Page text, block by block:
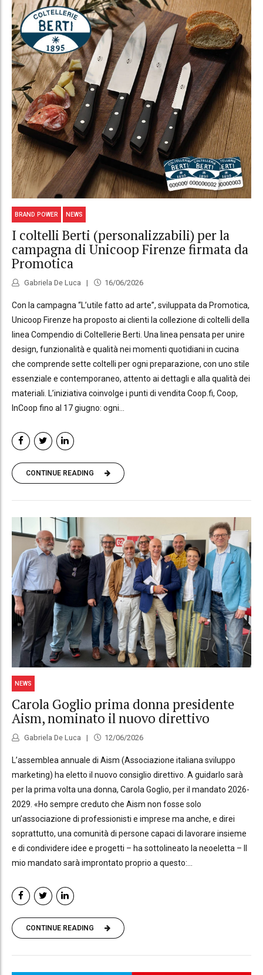
BRAND POWER NEWS
I coltelli Berti (personalizzabili) per la
campagna di Unicoop Firenze firmata da
Promotica
Gabriela De Luca 16/06/2026
Con la campagna “L’utile fatto ad arte”, sviluppata da Promotica,
Unicoop Firenze ha proposto ai clienti la collezione di coltelli della
linea Compendio di Coltellerie Berti. Una linea pensata per unire
design, funzionalità e qualità nei momenti quotidiani in cucina
che comprende sette coltelli per ogni preparazione, con uno stile
essenziale e contemporaneo, attento ai dettagli e alla qualità dei
materiali. L’iniziativa coinvolge i punti di vendita Coop.fi, Coop,
InCoop fino al 17 giugno: ogni...
CONTINUE READING
NEWS
Carola Goglio prima donna presidente
Aism, nominato il nuovo direttivo
Gabriela De Luca 12/06/2026
L’assemblea annuale di Aism (Associazione italiana sviluppo
marketing) ha eletto il nuovo consiglio direttivo. A guidarlo sarà
per la prima volta una donna, Carola Goglio, per il mandato 2026-
2029. «Ho sempre creduto che Aism non fosse solo
un’associazione di professionisti e imprese ma anche, e direi
soprattutto, una comunità di persone capaci di lavorare insieme
e di condividere idee e progetti – ha sottolineato la neoeletta – Il
mio mandato sarà improntato proprio a questo:...
CONTINUE READING